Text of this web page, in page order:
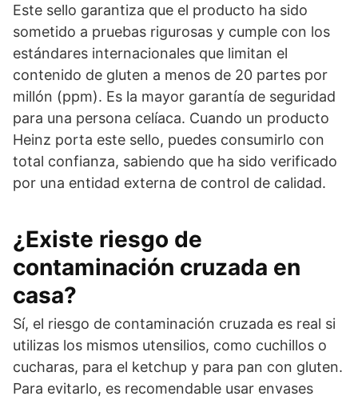
Este sello garantiza que el producto ha sido
sometido a pruebas rigurosas y cumple con los
estándares internacionales que limitan el
contenido de gluten a menos de 20 partes por
millón (ppm). Es la mayor garantía de seguridad
para una persona celíaca. Cuando un producto
Heinz porta este sello, puedes consumirlo con
total confianza, sabiendo que ha sido verificado
por una entidad externa de control de calidad.
¿Existe riesgo de
contaminación cruzada en
casa?
Sí, el riesgo de contaminación cruzada es real si
utilizas los mismos utensilios, como cuchillos o
cucharas, para el ketchup y para pan con gluten.
Para evitarlo, es recomendable usar envases